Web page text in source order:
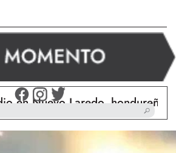
Laredo, hondureño